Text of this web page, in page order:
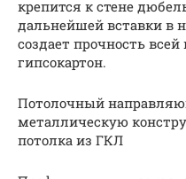
крепится к стене
дальнейшей вставки в
создает прочность
гипсокартон.
Потолочный
металлическую
потолка из ГКЛ